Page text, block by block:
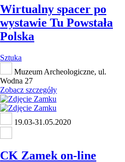
Wirtualny spacer po
wystawie Tu Powstała
Polska
Sztuka
Muzeum Archeologiczne, ul.
Wodna 27
Zobacz szczegóły
19.03-31.05.2020
CK Zamek on-line